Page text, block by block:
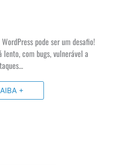
pode ser um desafio!
lento, com bugs, vulnerável a
+